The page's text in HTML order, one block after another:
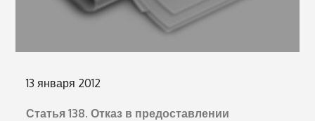
Опубликовано
13 января 2012
Статья 138. Отказ в предоставлении